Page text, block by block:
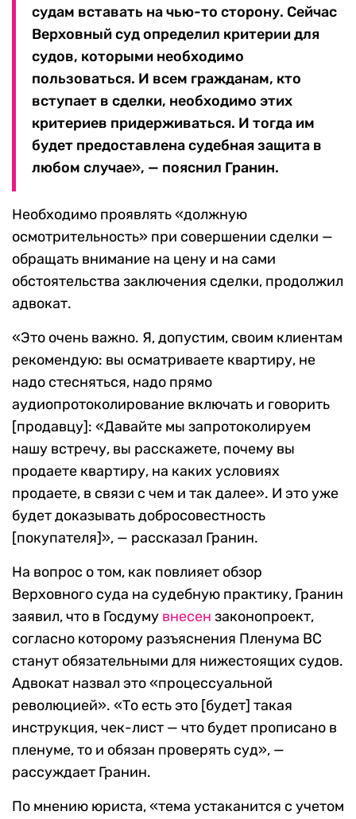
судам вставать на чью-то сторону. Сейчас
Верховный суд определил критерии для
судов, которыми необходимо
пользоваться. И всем гражданам, кто
вступает в сделки, необходимо этих
критериев придерживаться. И тогда им
будет предоставлена судебная защита в
любом случае», — пояснил Гранин.
Необходимо проявлять «должную
осмотрительность» при совершении сделки —
обращать внимание на цену и на сами
обстоятельства заключения сделки, продолжил
адвокат.
«Это очень важно. Я, допустим, своим клиентам
рекомендую: вы осматриваете квартиру, не
надо стесняться, надо прямо
аудиопротоколирование включать и говорить
[продавцу]: «Давайте мы запротоколируем
нашу встречу, вы расскажете, почему вы
продаете квартиру, на каких условиях
продаете, в связи с чем и так далее». И это уже
будет доказывать добросовестность
[покупателя]», — рассказал Гранин.
На вопрос о том, как повлияет обзор
Верховного суда на судебную практику, Гранин
заявил, что в Госдуму внесен законопроект,
согласно которому разъяснения Пленума ВС
станут обязательными для нижестоящих судов.
Адвокат назвал это «процессуальной
революцией». «То есть это [будет] такая
инструкция, чек-лист — что будет прописано в
пленуме, то и обязан проверять суд», —
рассуждает Гранин.
По мнению юриста, «тема устаканится с учетом